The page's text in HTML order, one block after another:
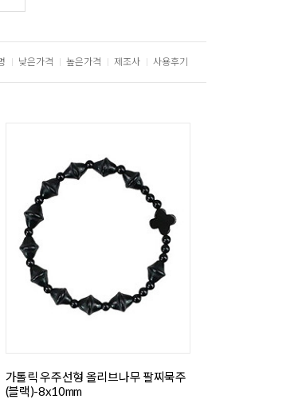
낮은가격 높은가격 제조사 사용후기
가톨릭 우주선형 올리브나무 팔찌묵주
(블랙)-8x10mm